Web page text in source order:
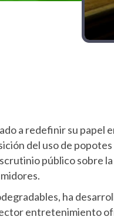
a redefinir su papel
del uso de
público sobre
ha
entretenimiento